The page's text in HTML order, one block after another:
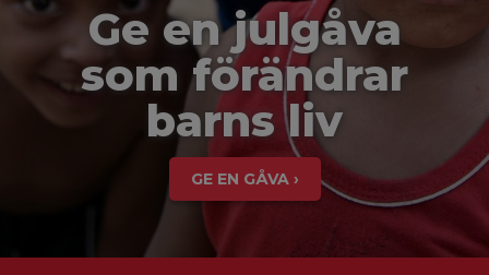
Ge en julgåva
som förändrar
barns liv
GE EN GÅVA ›